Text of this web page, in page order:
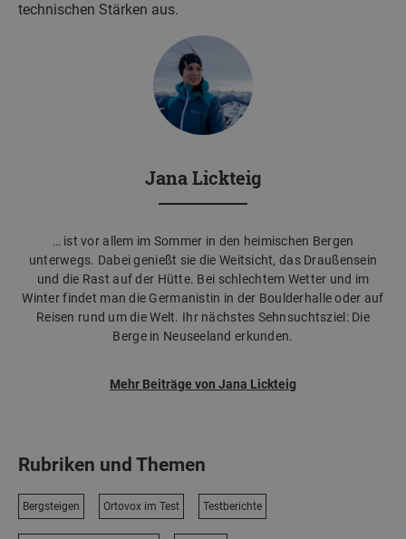
technischen Stärken aus.
Jana Lickteig
… ist vor allem im Sommer in den heimischen Bergen
unterwegs. Dabei genießt sie die Weitsicht, das Draußensein
und die Rast auf der Hütte. Bei schlechtem Wetter und im
Winter findet man die Germanistin in der Boulderhalle oder auf
Reisen rund um die Welt. Ihr nächstes Sehnsuchtsziel: Die
Berge in Neuseeland erkunden.
Mehr Beiträge von Jana Lickteig
Rubriken und Themen
Bergsteigen Ortovox im Test Testberichte